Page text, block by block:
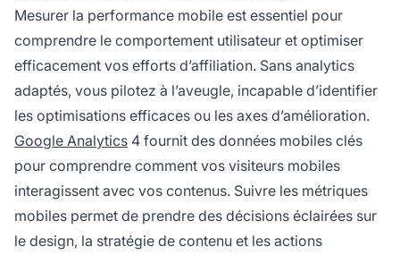
Mesurer la performance mobile est essentiel pour
comprendre le comportement utilisateur et optimiser
efficacement vos efforts d’affiliation. Sans analytics
adaptés, vous pilotez à l’aveugle, incapable d’identifier
les optimisations efficaces ou les axes d’amélioration.
Google Analytics 4 fournit des données mobiles clés
pour comprendre comment vos visiteurs mobiles
interagissent avec vos contenus. Suivre les métriques
mobiles permet de prendre des décisions éclairées sur
le design, la stratégie de contenu et les actions